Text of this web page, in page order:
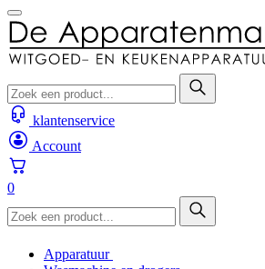
klantenservice
Account
0
Apparatuur